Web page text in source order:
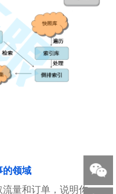
的领域
量和订单，说明你，